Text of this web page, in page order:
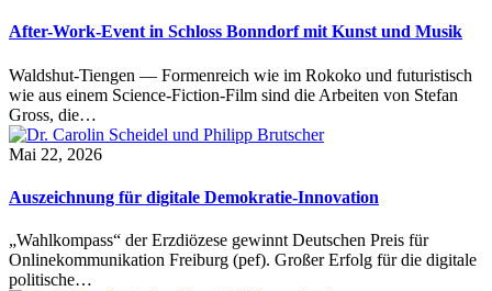
After-Work-Event in Schloss Bonndorf mit Kunst und Musik
Waldshut-Tiengen — Formenreich wie im Rokoko und futuristisch
wie aus einem Science-Fiction-Film sind die Arbeiten von Stefan
Gross, die…
Mai 22, 2026
Auszeichnung für digitale Demokratie-Innovation
„Wahlkompass“ der Erzdiözese gewinnt Deutschen Preis für
Onlinekommunikation Freiburg (pef). Großer Erfolg für die digitale
politische…